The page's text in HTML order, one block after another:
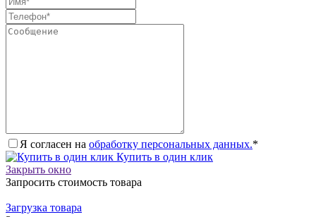
Я согласен на обработку персональных данных.*
Купить в один клик
Закрыть окно
Запросить стоимость товара
Загрузка товара